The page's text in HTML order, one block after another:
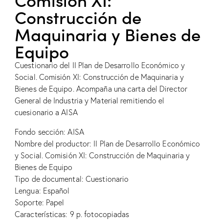
Construcción de
Maquinaria y Bienes de
Equipo
Cuestionario del II Plan de Desarrollo Económico y
Social. Comisión XI: Construcción de Maquinaria y
Bienes de Equipo. Acompaña una carta del Director
General de Industria y Material remitiendo el
cuesionario a AISA
Fondo sección: AISA
Nombre del productor: II Plan de Desarrollo Económico
y Social. Comisión XI: Construcción de Maquinaria y
Bienes de Equipo
Tipo de documental: Cuestionario
Lengua: Español
Soporte: Papel
Características: 9 p. fotocopiadas